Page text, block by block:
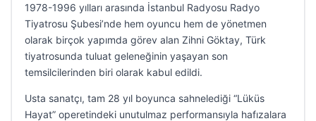
1978-1996 yılları arasında İstanbul Radyosu Radyo
Tiyatrosu Şubesi’nde hem oyuncu hem de yönetmen
olarak birçok yapımda görev alan Zihni Göktay, Türk
tiyatrosunda tuluat geleneğinin yaşayan son
temsilcilerinden biri olarak kabul edildi.
Usta sanatçı, tam 28 yıl boyunca sahnelediği “Lüküs
Hayat” operetindeki unutulmaz performansıyla hafızalara